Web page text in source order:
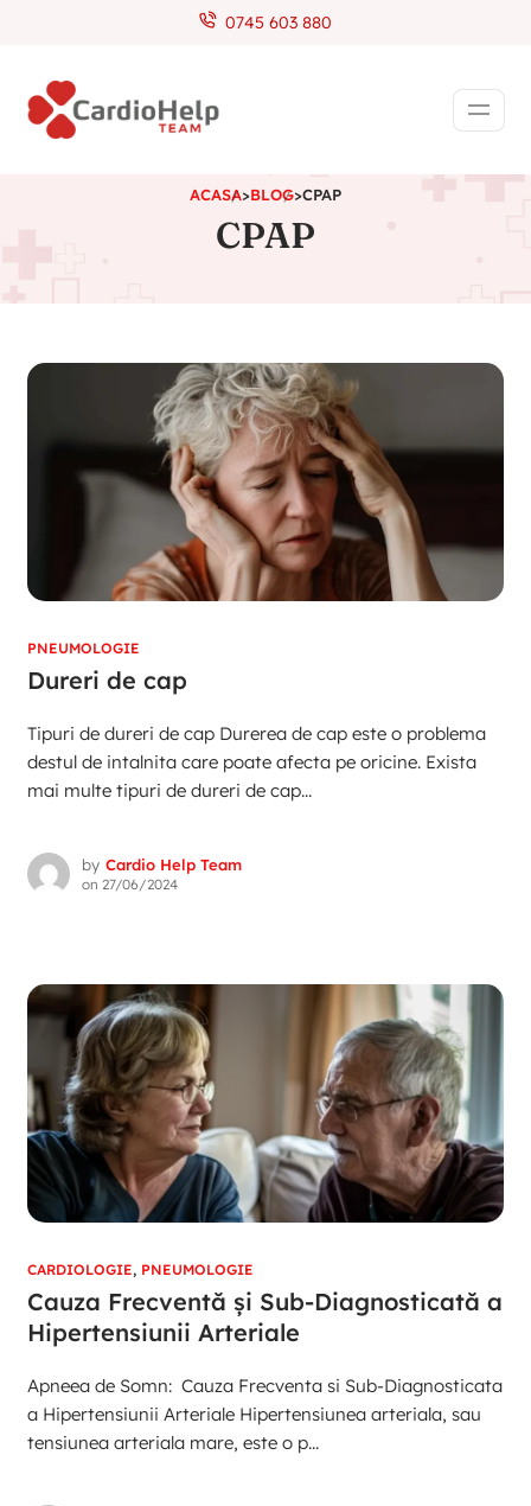
0745 603 880
ACASA>BLOG>CPAP
CPAP
PNEUMOLOGIE
Dureri de cap
Tipuri de dureri de cap Durerea de cap este o problema
destul de intalnita care poate afecta pe oricine. Exista
mai multe tipuri de dureri de cap...
by Cardio Help Team
on 27/06/2024
CARDIOLOGIE, PNEUMOLOGIE
Cauza Frecventă și Sub-Diagnosticată a
Hipertensiunii Arteriale
Apneea de Somn: Cauza Frecventa si Sub-Diagnosticata
a Hipertensiunii Arteriale Hipertensiunea arteriala, sau
tensiunea arteriala mare, este o p...